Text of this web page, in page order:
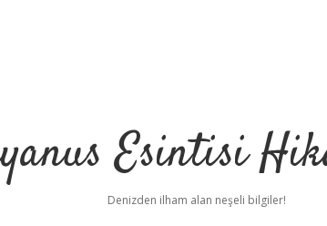
Esintisi
Denizden ilham alan neşeli bilgiler!